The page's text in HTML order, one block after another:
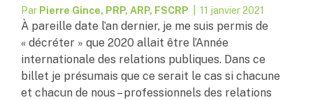
Par Pierre Gince, PRP, ARP, FSCRP | 11 janvier 2021
À pareille date l’an dernier, je me suis permis de
« décréter » que 2020 allait être l’Année
internationale des relations publiques. Dans ce
billet je présumais que ce serait le cas si chacune
et chacun de nous – professionnels des relations